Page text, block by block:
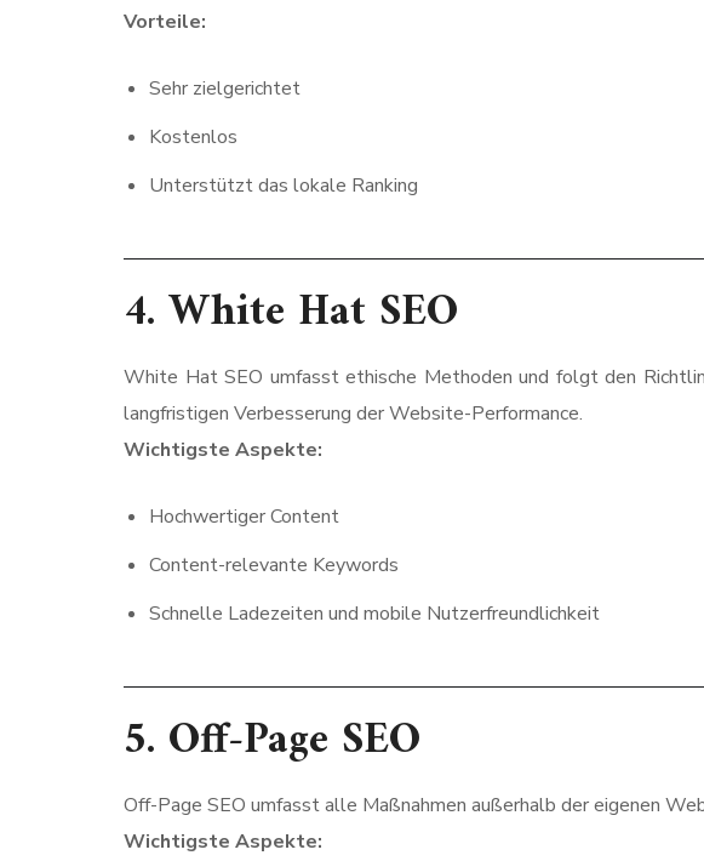
Vorteile:
Sehr zielgerichtet
Kostenlos
Unterstützt das lokale Ranking
4.White Hat SEO
White Hat SEO umfasst ethische Methoden und folgt den
langfristigen Verbesserung der Website-Performance.
Wichtigste Aspekte:
Hochwertiger Content
Content-relevante Keywords
Schnelle Ladezeiten und mobile Nutzerfreundlichkeit
5. Off-Page SEO
Off-Page SEO umfasst alle Maßnahmen außerhalb der eigenen
Wichtigste Aspekte: